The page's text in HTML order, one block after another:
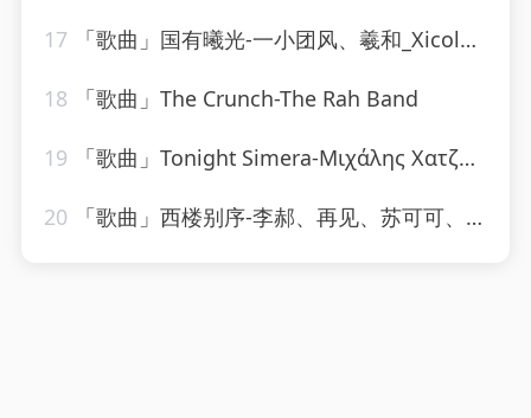
17 「歌曲」国有曦光-一小团风、羲和_Xicole、洵风、之玄、孩子吃嘛找嘛去、公子祸水、颜柒CY、远平新、黄泊霖、浔漪Hazy
18 「歌曲」The Crunch-The Rah Band
19 「歌曲」Tonight Simera-Μιχάλης Χατζηγιάννης
20 「歌曲」西楼别序-李郝、再见、苏可可、圈妹